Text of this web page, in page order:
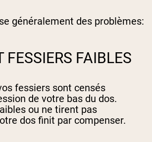
généralement des problèmes:
FESSIERS FAIBLES
fessiers sont censés
de votre bas du dos.
ou ne tirent pas
dos finit par compenser.